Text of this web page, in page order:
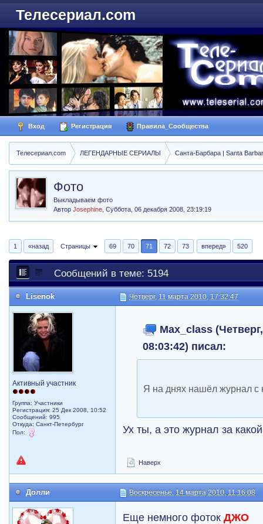
Телесериал.com
Вход Регистрация Правила_Сообщества
Телесериал.com ЛЕГЕНДАРНЫЕ СЕРИАЛЫ Санта-Барбара | Santa
Фото
Выкладываем фото
АвторJosephine ,Суббота, 06 декабря 2008, 23:19:19
1 «назад Страницы 69 70 71 72 73 вперед» 520
Сообщений в теме: 5194
Lisenok Четверг, 11 марта 2010, 17:32:47
Активный участник
Группа: Участники
Регистрация: 25 Дек 2008, 10:52
Сообщений: 995
Откуда: Санкт-Петербург
Пол:
Max_class
08:03:42) писал:
Я на днях нашёл журнал с
Ух ты, а это журнал за
Наверх
Долли Воскресенье, 14 марта 2010, 11:16:08
Еще немного фотокДЖО